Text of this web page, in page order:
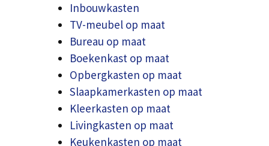
Inbouwkasten
TV-meubel op maat
Bureau op maat
Boekenkast op maat
Opbergkasten op maat
Slaapkamerkasten op maat
Kleerkasten op maat
Livingkasten op maat
Keukenkasten op maat